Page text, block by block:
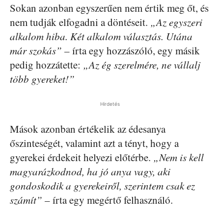
Sokan azonban egyszerűen nem értik meg őt, és
nem tudják elfogadni a döntéseit. „Az egyszeri
alkalom hiba. Két alkalom választás. Utána
már szokás” – írta egy hozzászóló, egy másik
pedig hozzátette: „Az ég szerelmére, ne vállalj
több gyereket!”
Hirdetés
Mások azonban értékelik az édesanya
őszinteségét, valamint azt a tényt, hogy a
gyerekei érdekeit helyezi előtérbe. „Nem is kell
magyarázkodnod, ha jó anya vagy, aki
gondoskodik a gyerekeiről, szerintem csak ez
számít” – írta egy megértő felhasználó.